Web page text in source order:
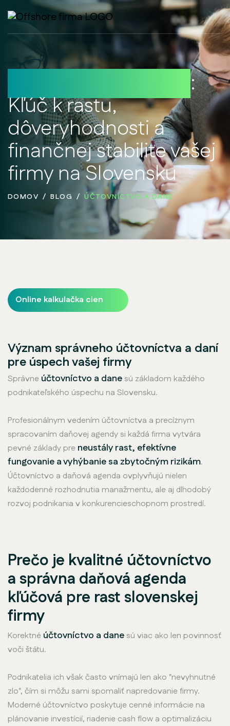
:
Kľúč k rastu,
dôveryhodnosti a
finančnej stabilite vašej
firmy na Slovensku
DOMOV BLOG ÚČTOVNÍCTVO A DANE
Online kalkulačka cien
Význam správneho účtovníctva a daní
pre úspech vašej firmy
Správne účtovníctvo a dane sú základom každého
podnikateľského úspechu na Slovensku.
Profesionálnym vedením účtovníctva a precíznym
spracovaním daňovej agendy si každá firma vytvára
pevné základy pre neustály rast, efektívne
fungovanie a vyhýbanie sa zbytočným rizikám.
Účtovníctvo a daňová agenda ovplyvňujú nielen
každodenné rozhodnutia manažmentu, ale aj dlhodobý
rozvoj podnikania v konkurencieschopnom prostredí.
Prečo je kvalitné účtovníctvo
a správna daňová agenda
kľúčová pre rast slovenskej
firmy
Korektné účtovníctvo a dane sú viac ako len povinnosť
voči štátu.
Podnikatelia ich však často vnímajú len ako "nevyhnutné
zlo", čím si môžu sami spomaliť napredovanie firmy.
Moderné účtovníctvo poskytuje cenné informácie na
plánovanie investícií, riadenie cash flow a optimalizáciu